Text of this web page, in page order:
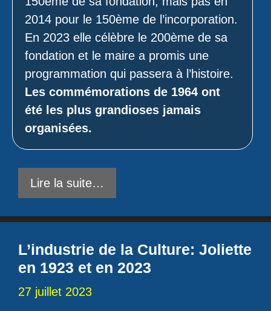
2014 pour le 150ème de l’incorporation.
En 2023 elle célèbre le 200ème de sa
fondation et le maire a promis une
programmation qui passera à l’histoire.
Les commémorations de 1964 ont
été les plus grandioses jamais
organisées.
Lire la suite…
L’industrie de la Culture: Joliette
en 1923 et en 2023
27 juillet 2023